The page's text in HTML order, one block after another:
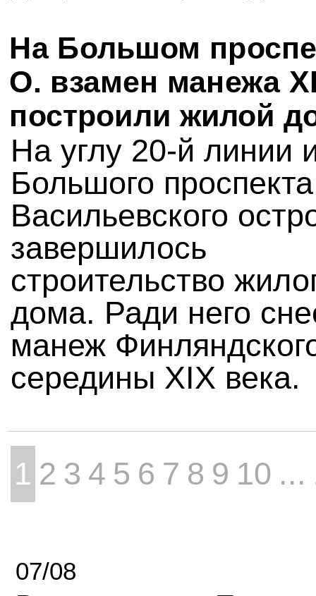
На Большом
О. взамен манежа
построили жилой
На углу 20-й линии
Большого проспекта
Васильевского
завершилось
строительство
дома. Ради него
манеж
середины XIX века.
1 2 3 4 5 6 7 8 9 10 ...
07/08